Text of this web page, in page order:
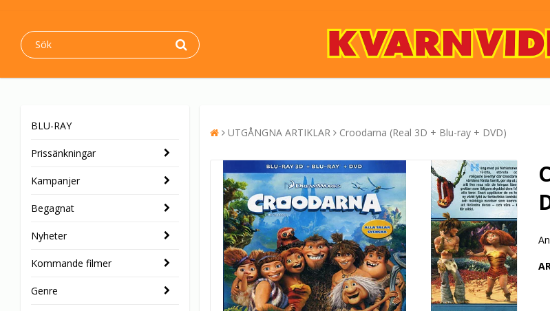
BLU-RAY
Prissänkningar
Kampanjer
Begagnat
Nyheter
Kommande filmer
Genre
UTGÅNGNA ARTIKLAR Croodarna (Real 3D + Blu-ray + DVD)